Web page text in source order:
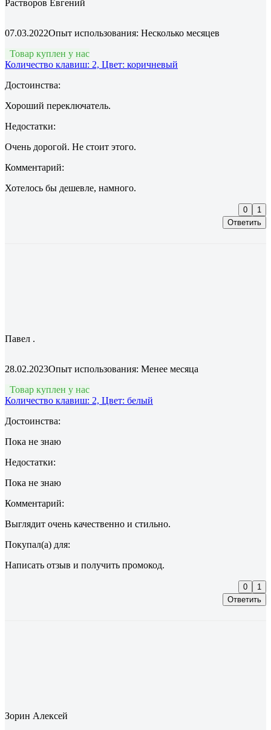
Растворов Евгений
07.03.2022Опыт использования: Несколько месяцев
Товар куплен у нас
Количество клавиш: 2, Цвет: коричневый
Достоинства:
Хороший переключатель.
Недостатки:
Очень дорогой. Не стоит этого.
Комментарий:
Хотелось бы дешевле, намного.
Ответить
0 1
Павел .
28.02.2023Опыт использования: Менее месяца
Товар куплен у нас
Количество клавиш: 2, Цвет: белый
Достоинства:
Пока не знаю
Недостатки:
Пока не знаю
Комментарий:
Выглядит очень качественно и стильно.
Покупал(а) для:
Написать отзыв и получить промокод.
Ответить
0 1
Зорин Алексей